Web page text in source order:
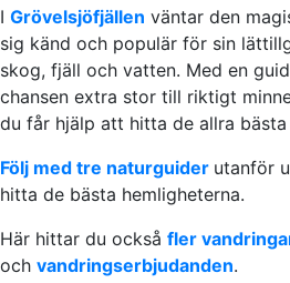
I Grövelsjöfjällen väntar den
sig känd och populär för sin
skog, fjäll och vatten. Med en
chansen extra stor till riktigt
du får hjälp att hitta de allra bästa
Följ med tre naturguider utanför
hitta de bästa hemligheterna.
Här hittar du också fler
och vandringserbjudanden.